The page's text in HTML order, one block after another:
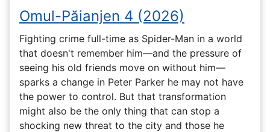
Omul-Păianjen 4 (2026)
Fighting crime full-time as Spider-Man in a world
that doesn't remember him—and the pressure of
seeing his old friends move on without him—
sparks a change in Peter Parker he may not have
the power to control. But that transformation
might also be the only thing that can stop a
shocking new threat to the city and those he